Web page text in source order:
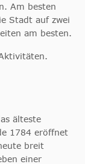
Am besten
Stadt auf zwei
am besten.
älteste
1784 eröffnet
breit
einer